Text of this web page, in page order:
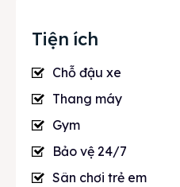
Tiện ích
Chỗ đậu xe
Thang máy
Gym
Bảo vệ 24/7
Sân chơi trẻ em